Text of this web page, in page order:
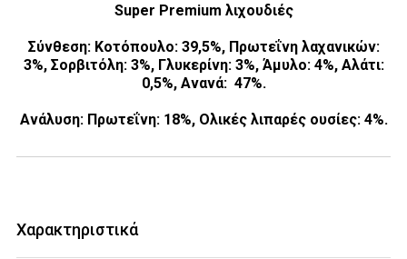
Super Premium λιχουδιές
Σύνθεση: Κοτόπουλο: 39,5%, Πρωτεΐνη λαχανικών:
3%, Σορβιτόλη: 3%, Γλυκερίνη: 3%, Άμυλο: 4%, Αλάτι:
0,5%, Ανανά: 47%.
Ανάλυση: Πρωτεΐνη: 18%, Ολικές λιπαρές ουσίες: 4%.
Χαρακτηριστικά